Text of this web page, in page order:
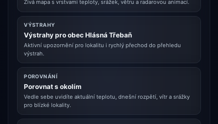
Živá mapa s vrstvami teploty, srážek, větru a radarovou animací.
VÝSTRAHY
Výstrahy pro obec Hlásná Třebaň
Aktivní upozornění pro lokalitu i rychlý přechod do přehledu
výstrah.
POROVNÁNÍ
Porovnat s okolím
Vedle sebe uvidíte aktuální teplotu, dnešní rozpětí, vítr a srážky
pro blízké lokality.